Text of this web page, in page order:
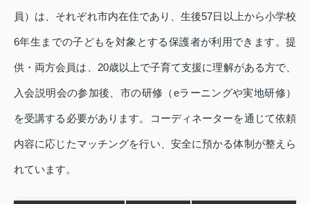
員）は、それぞれ市内在住であり、生後57日以上から小学校
6年生までの子どもを対象とする保護者が利用できます。提
供・両方会員は、20歳以上で子育て支援に理解がある方で、
入会説明会の参加後、市の研修（eラーニングや実地研修）
を受講する必要があります。コーディネーターを通じて依頼
内容に応じたマッチングを行い、安全に預かる体制が整えら
れています。